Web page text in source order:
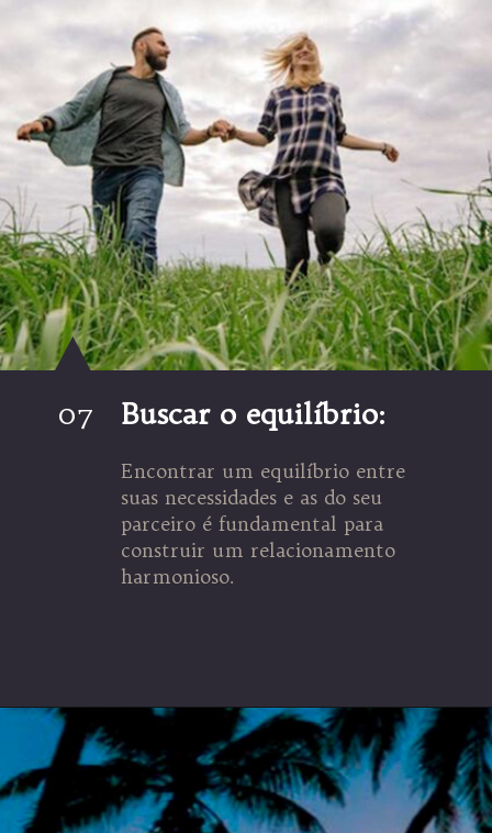
Buscar o equilíbrio:
07
Encontrar um equilíbrio entre
suas necessidades e as do seu
parceiro é fundamental para
construir um relacionamento
harmonioso.
Opening https://coachinglove.com.br/mundo-perfeito-sera-que-existe-isso-em-relacionamentos/